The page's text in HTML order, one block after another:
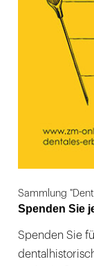
Sammlung
Spenden Sie
Spenden Sie